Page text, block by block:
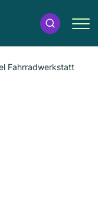
Fahrradwerkstatt